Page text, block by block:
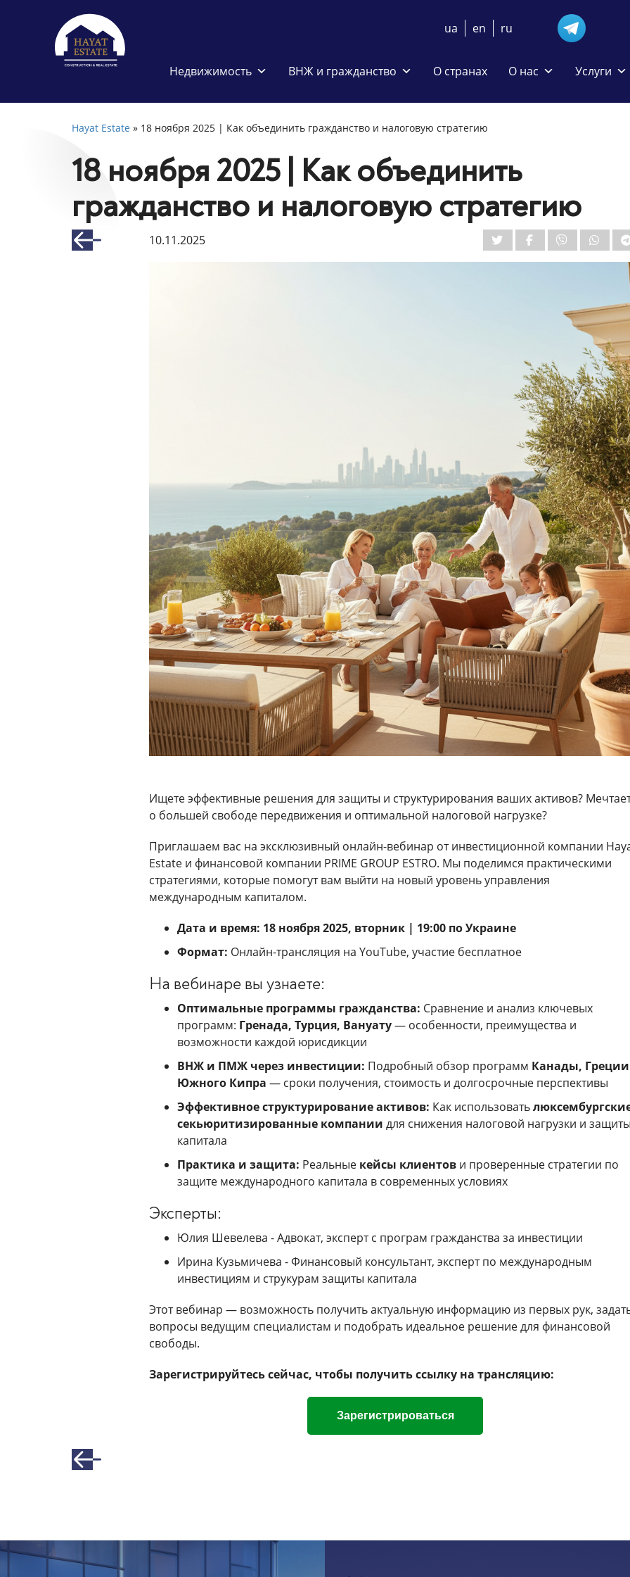
ua en ru
Недвижимость ВНЖ и гражданство О странах О нас Услуги
Hayat Estate » 18 ноября 2025 | Как объединить гражданство и налоговую стратегию
18 ноября 2025 | Как объединить
гражданство и налоговую стратегию
10.11.2025
Ищете эффективные решения для защиты и структурирования ваших активов?
о большей свободе передвижения и оптимальной налоговой нагрузке?
Приглашаем вас на эксклюзивный онлайн-вебинар от инвестиционной компании
Estate и финансовой компании PRIME GROUP ESTRO. Мы поделимся практическими
стратегиями, которые помогут вам выйти на новый уровень управления
международным капиталом.
Дата и время: 18 ноября 2025, вторник | 19:00 по Украине
Формат: Онлайн-трансляция на YouTube, участие бесплатное
На вебинаре вы узнаете:
Оптимальные программы гражданства: Сравнение и анализ ключевых
программ: Гренада, Турция, Вануату— особенности, преимущества и
возможности каждой юрисдикции
ВНЖ и ПМЖ через инвестиции: Подробный обзор программ Канады,
Южного Кипра — сроки получения, стоимость и долгосрочные перспективы
Эффективное структурирование активов: Как использовать
секьюритизированные компании для снижения налоговой нагрузки и
капитала
Практика и защита: Реальные кейсы клиентови проверенные стратегии по
защите международного капитала в современных условиях
Эксперты:
Юлия Шевелева - Aдвокат, эксперт с програм гражданства за инвестиции
Ирина Кузьмичева - Финансовый консультант, эксперт по международным
инвестициям и струкурам защиты капитала
Этот вебинар — возможность получить актуальную информацию из первых рук,
вопросы ведущим специалистам и подобрать идеальное решение для финансовой
свободы.
Зарегистрируйтесь сейчас, чтобы получить ссылку на трансляцию:
Зарегистрироваться